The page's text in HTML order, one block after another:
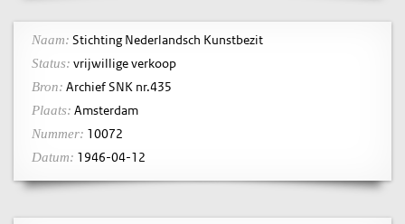
Naam: Stichting Nederlandsch Kunstbezit
Status: vrijwillige verkoop
Bron: Archief SNK nr.435
Plaats: Amsterdam
Nummer: 10072
Datum: 1946-04-12